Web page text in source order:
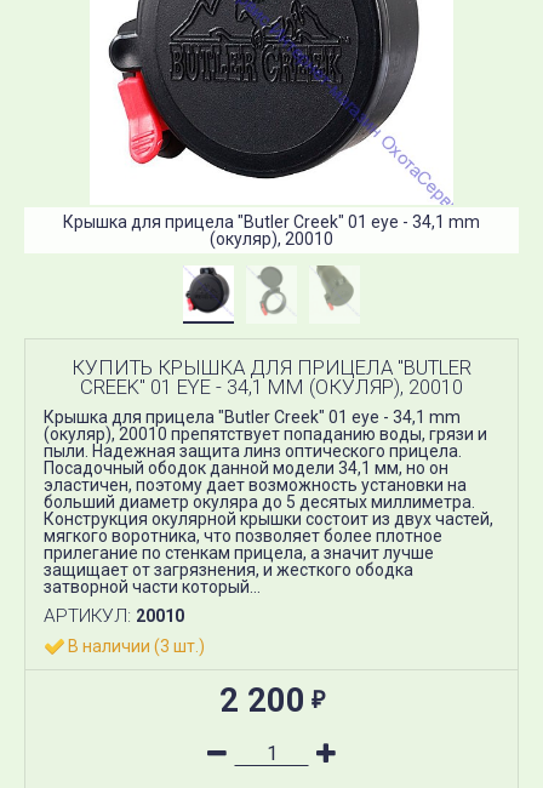
Крышка для прицела "Butler Creek" 01 eye - 34,1 mm
(окуляр), 20010
КУПИТЬ КРЫШКА ДЛЯ ПРИЦЕЛА "BUTLER
CREEK" 01 EYE - 34,1 MM (ОКУЛЯР), 20010
Крышка для прицела "Butler Creek" 01 eye - 34,1 mm
(окуляр), 20010 препятствует попаданию воды, грязи и
пыли. Надежная защита линз оптического прицела.
Посадочный ободок данной модели 34,1 мм, но он
эластичен, поэтому дает возможность установки на
больший диаметр окуляра до 5 десятых миллиметра.
Конструкция окулярной крышки состоит из двух частей,
мягкого воротника, что позволяет более плотное
прилегание по стенкам прицела, а значит лучше
защищает от загрязнения, и жесткого ободка
затворной части который...
АРТИКУЛ: 20010
В наличии (3 шт.)
2 200 ₽